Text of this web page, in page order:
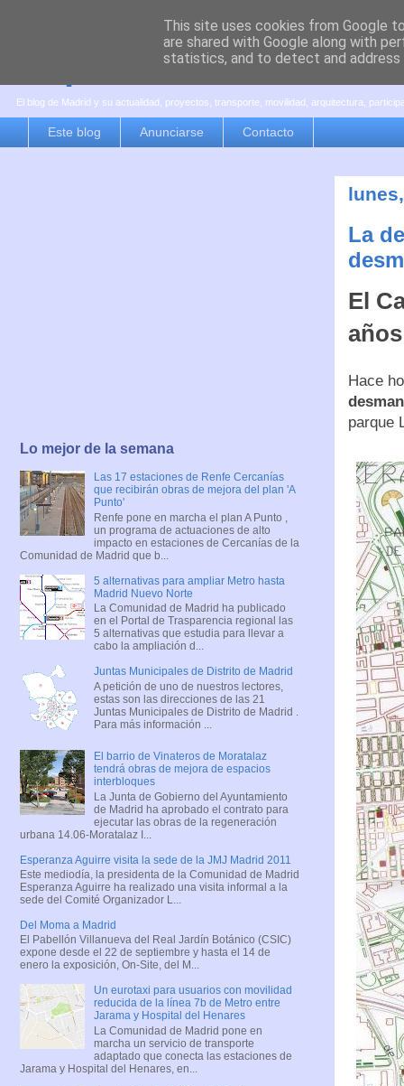
es por madrid
El blog de Madrid y su actualidad, proyectos, transporte, movilidad, arquitectura,
Este blog Anunciarse Contacto
La
El
años
Hace
parque
Lo mejor de la semana
Las 17 estaciones de Renfe Cercanías
que recibirán obras de mejora del plan 'A
Punto'
Renfe pone en marcha el plan A Punto ,
un programa de actuaciones de alto
impacto en estaciones de Cercanías de la
Comunidad de Madrid que b...
5 alternativas para ampliar Metro hasta
Madrid Nuevo Norte
La Comunidad de Madrid ha publicado
en el Portal de Trasparencia regional las
5 alternativas que estudia para llevar a
cabo la ampliación d...
Juntas Municipales de Distrito de Madrid
A petición de uno de nuestros lectores,
estas son las direcciones de las 21
Juntas Municipales de Distrito de Madrid .
Para más información ...
El barrio de Vinateros de Moratalaz
tendrá obras de mejora de espacios
interbloques
La Junta de Gobierno del Ayuntamiento
de Madrid ha aprobado el contrato para
ejecutar las obras de la regeneración
urbana 14.06-Moratalaz I...
Esperanza Aguirre visita la sede de la JMJ Madrid 2011
Este mediodía, la presidenta de la Comunidad de Madrid
Esperanza Aguirre ha realizado una visita informal a la
sede del Comité Organizador L...
Del Moma a Madrid
El Pabellón Villanueva del Real Jardín Botánico (CSIC)
expone desde el 22 de septiembre y hasta el 14 de
enero la exposición, On-Site, del M...
Un eurotaxi para usuarios con movilidad
reducida de la línea 7b de Metro entre
Jarama y Hospital del Henares
La Comunidad de Madrid pone en
marcha un servicio de transporte
adaptado que conecta las estaciones de
Jarama y Hospital del Henares, en...
This site uses cookies from Google
are shared with Google along with
statistics, and to detect and address